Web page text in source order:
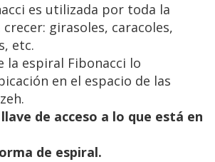
es utilizada por toda la
girasoles, caracoles,
etc.
la espiral Fibonacci lo
en el espacio de las
de acceso a lo que está en
de espiral.